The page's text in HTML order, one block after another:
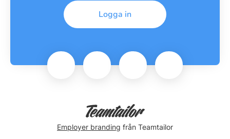
Logga in
Employer branding från Teamtailor